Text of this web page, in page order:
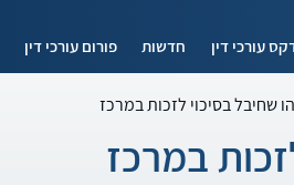
עורכי דין חדשות פורום עורכי דין
שחיבל בסיכוי לזכות במרכז
במרכז